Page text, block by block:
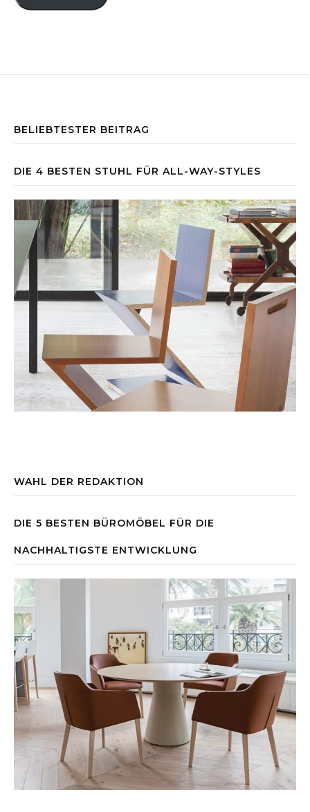
BELIEBTESTER BEITRAG
DIE 4 BESTEN STUHL FÜR ALL-WAY-STYLES
WAHL DER REDAKTION
DIE 5 BESTEN BÜROMÖBEL FÜR DIE
NACHHALTIGSTE ENTWICKLUNG